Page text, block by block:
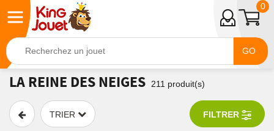
GO
0
LA REINE DES NEIGES 211 produit(s)
TRIER FILTRER